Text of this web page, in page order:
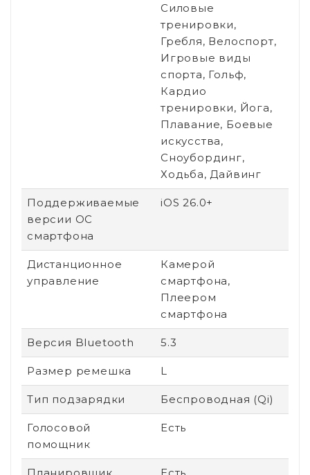
Силовые
тренировки,
Гребля, Велоспорт,
Игровые виды
спорта, Гольф,
Кардио
тренировки, Йога,
Плавание, Боевые
искусства,
Сноубординг,
Ходьба, Дайвинг
Поддерживаемые
версии ОС
смартфона
iOS 26.0+
Дистанционное
управление
Камерой
смартфона,
Плеером
смартфона
Версия Bluetooth 5.3
Размер ремешка L
Тип подзарядки Беспроводная (Qi)
Голосовой
помощник
Есть
Планировщик Есть